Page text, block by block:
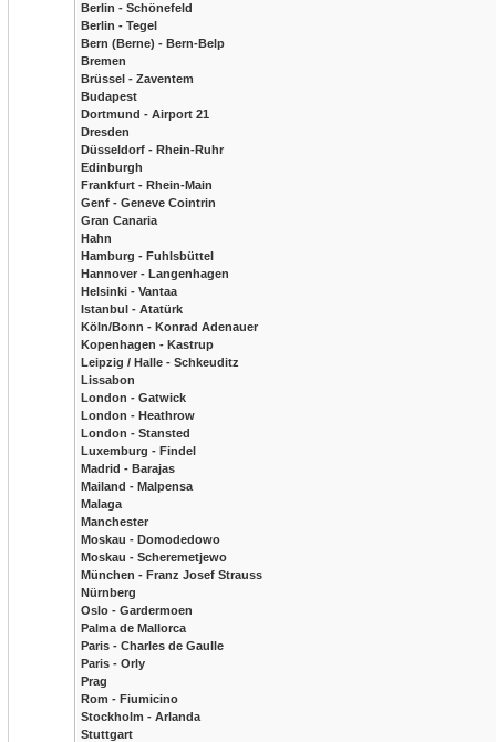
Berlin - Schönefeld
Berlin - Tegel
Bern (Berne) - Bern-Belp
Bremen
Brüssel - Zaventem
Budapest
Dortmund - Airport 21
Dresden
Düsseldorf - Rhein-Ruhr
Edinburgh
Frankfurt - Rhein-Main
Genf - Geneve Cointrin
Gran Canaria
Hahn
Hamburg - Fuhlsbüttel
Hannover - Langenhagen
Helsinki - Vantaa
Istanbul - Atatürk
Köln/Bonn - Konrad Adenauer
Kopenhagen - Kastrup
Leipzig / Halle - Schkeuditz
Lissabon
London - Gatwick
London - Heathrow
London - Stansted
Luxemburg - Findel
Madrid - Barajas
Mailand - Malpensa
Malaga
Manchester
Moskau - Domodedowo
Moskau - Scheremetjewo
München - Franz Josef Strauss
Nürnberg
Oslo - Gardermoen
Palma de Mallorca
Paris - Charles de Gaulle
Paris - Orly
Prag
Rom - Fiumicino
Stockholm - Arlanda
Stuttgart